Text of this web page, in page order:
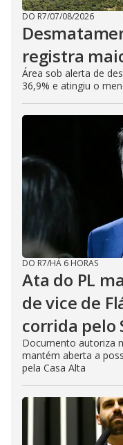
DO R7/07/08/2026
registra
Área sob alerta de
36,9% e atingiu o
DO R7/HÁ 6 HORAS
Ata do PL
de vice de
corrida pelo
Documento autoriza
mantém aberta a
pela Casa Alta